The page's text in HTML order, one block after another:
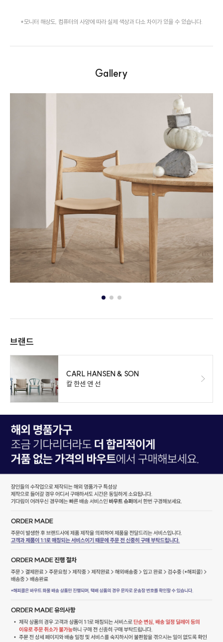
*모니터 해상도, 컴퓨터의 사양에 따라 실제 색상과 다소 차이가 있을 수 있습니다.
Gallery
브랜드
CARL HANSEN & SON
칼 한센 앤 선